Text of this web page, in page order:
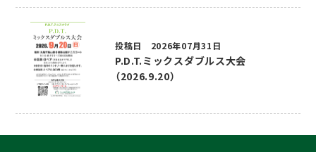
投稿日 2026年07月31日
P.D.T.ミックスダブルス大会
（2026.9.20）